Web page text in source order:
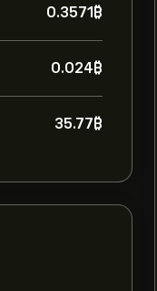
0.3571‎₿‎
0.024‎₿‎
35.77‎₿‎